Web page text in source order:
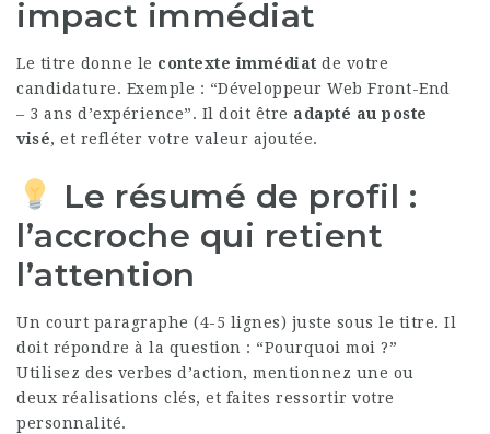
impact immédiat
Le titre donne le contexte immédiat de votre
candidature. Exemple : “Développeur Web Front-End
– 3 ans d’expérience”. Il doit être adapté au poste
visé, et refléter votre valeur ajoutée.
Le résumé de profil :
l’accroche qui retient
l’attention
Un court paragraphe (4-5 lignes) juste sous le titre. Il
doit répondre à la question : “Pourquoi moi ?”
Utilisez des verbes d’action, mentionnez une ou
deux réalisations clés, et faites ressortir votre
personnalité.